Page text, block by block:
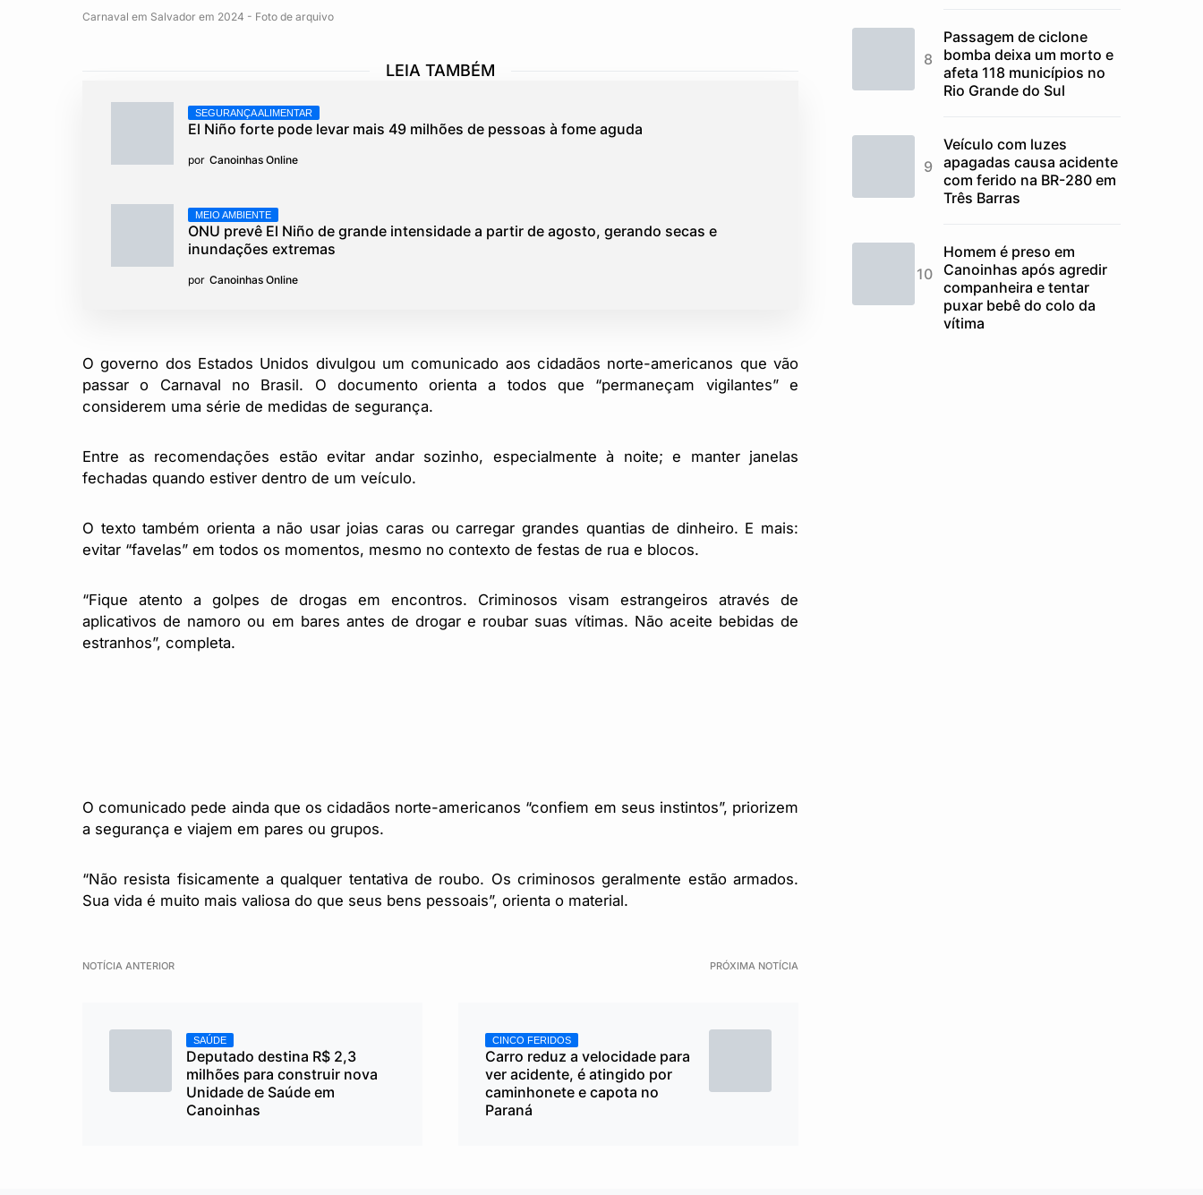
Carnaval em Salvador em 2024 - Foto de arquivo
LEIA TAMBÉM
SEGURANÇA ALIMENTAR
El Niño forte pode levar mais 49 milhões de pessoas à fome aguda
por Canoinhas Online
MEIO AMBIENTE
ONU prevê El Niño de grande intensidade a partir de agosto, gerando secas e
inundações extremas
por Canoinhas Online
O governo dos Estados Unidos divulgou um comunicado aos cidadãos norte-americanos que vão
passar o Carnaval no Brasil. O documento orienta a todos que “permaneçam vigilantes” e
considerem uma série de medidas de segurança.
Entre as recomendações estão evitar andar sozinho, especialmente à noite; e manter janelas
fechadas quando estiver dentro de um veículo.
O texto também orienta a não usar joias caras ou carregar grandes quantias de dinheiro. E mais:
evitar “favelas” em todos os momentos, mesmo no contexto de festas de rua e blocos.
“Fique atento a golpes de drogas em encontros. Criminosos visam estrangeiros através de
aplicativos de namoro ou em bares antes de drogar e roubar suas vítimas. Não aceite bebidas de
estranhos”, completa.
O comunicado pede ainda que os cidadãos norte-americanos “confiem em seus instintos”, priorizem
a segurança e viajem em pares ou grupos.
“Não resista fisicamente a qualquer tentativa de roubo. Os criminosos geralmente estão armados.
Sua vida é muito mais valiosa do que seus bens pessoais”, orienta o material.
NOTÍCIA ANTERIOR
SAÚDE
Deputado destina R$ 2,3
milhões para construir nova
Unidade de Saúde em
Canoinhas
PRÓXIMA NOTÍCIA
CINCO FERIDOS
Carro reduz a velocidade para
ver acidente, é atingido por
caminhonete e capota no
Paraná
Passagem de ciclone
bomba deixa um morto e
afeta 118 municípios no
Rio Grande do Sul
Veículo com luzes
apagadas causa acidente
com ferido na BR-280 em
Três Barras
Homem é preso em
Canoinhas após agredir
companheira e tentar
puxar bebê do colo da
vítima